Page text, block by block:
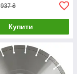
937 ₴
Купити